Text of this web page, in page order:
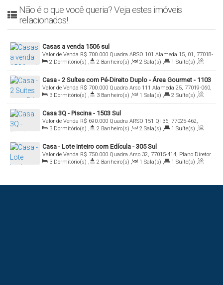
Não é o que você queria? Veja estes imóveis
relacionados!
Casas a venda 1506 sul
R$ 700.000
Valor de Venda
Quadra ARSO 101 Alameda 15, 01, 77018-
422, Plano Diretor Sul, Palmas, Tocantins, Brasil
2 Dormitório(s) , 2 Banheiro(s) , 2 Sala(s) , 1 Suíte(s) ,
Total: 337.50m²
Casa - 2 Suítes com Pé-Direito Duplo - Área Gourmet - 1103
Sul
R$ 700.000
Valor de Venda
Quadra Arso 111 Alameda 25, 77019-060,
Plano Diretor Sul, Palmas, Tocantins, Brasil
3 Dormitório(s) , 3 Banheiro(s) , 1 Sala(s) , 2 Suíte(s) ,
Total: 199.23m² , 3 Vaga(s)
Casa 3Q - Piscina - 1503 Sul
R$ 690.000
Valor de Venda
Quadra ARSO 151 QI 36, 77025-462,
Plano Diretor Sul, Palmas, Tocantins, Brasil
3 Dormitório(s) , 2 Banheiro(s) , 2 Sala(s) , 1 Suíte(s) ,
Total: 270.00m² , 2 Vaga(s)
Casa - Lote Inteiro com Edícula - 305 Sul
R$ 750.000
Valor de Venda
Quadra Arso 32, 77015-414, Plano Diretor
Sul, Palmas, Tocantins, Brasil
3 Dormitório(s) , 2 Banheiro(s) , 1 Sala(s) , 1 Suíte(s) ,